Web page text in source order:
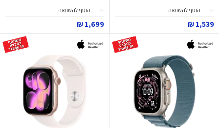
הוסף להשוואה
1,539 ₪
הוסף להשוואה
1,699 ₪